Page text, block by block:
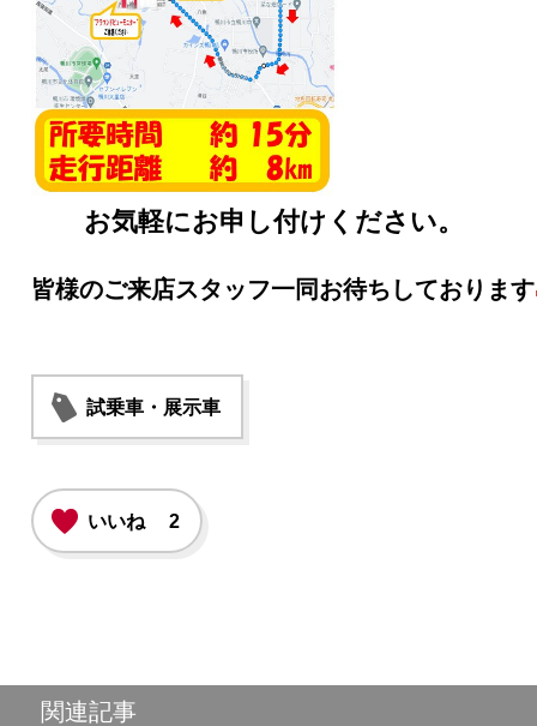
お気軽にお申し付けください。
皆様のご来店スタッフ一同お待ちしております
試乗車・展示車
いいね 2
関連記事